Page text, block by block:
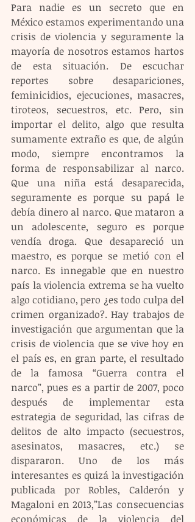
Para nadie es un secreto que en
México estamos experimentando una
crisis de violencia y seguramente la
mayoría de nosotros estamos hartos
de esta situación. De escuchar
reportes sobre desapariciones,
feminicidios, ejecuciones, masacres,
tiroteos, secuestros, etc. Pero, sin
importar el delito, algo que resulta
sumamente extraño es que, de algún
modo, siempre encontramos la
forma de responsabilizar al narco.
Que una niña está desaparecida,
seguramente es porque su papá le
debía dinero al narco. Que mataron a
un adolescente, seguro es porque
vendía droga. Que desapareció un
maestro, es porque se metió con el
narco. Es innegable que en nuestro
país la violencia extrema se ha vuelto
algo cotidiano, pero ¿es todo culpa del
crimen organizado?. Hay trabajos de
investigación que argumentan que la
crisis de violencia que se vive hoy en
el país es, en gran parte, el resultado
de la famosa “Guerra contra el
narco”, pues es a partir de 2007, poco
después de implementar esta
estrategia de seguridad, las cifras de
delitos de alto impacto (secuestros,
asesinatos, masacres, etc.) se
dispararon. Uno de los más
interesantes es quizá la investigación
publicada por Robles, Calderón y
Magaloni en 2013,”Las consecuencias
económicas de la violencia del